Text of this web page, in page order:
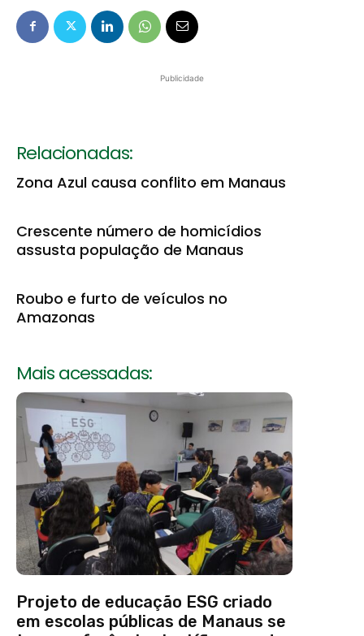
Publicidade
Relacionadas:
Zona Azul causa conflito em Manaus
Crescente número de homicídios
assusta população de Manaus
Roubo e furto de veículos no
Amazonas
Mais acessadas:
Projeto de educação ESG criado
em escolas públicas de Manaus se